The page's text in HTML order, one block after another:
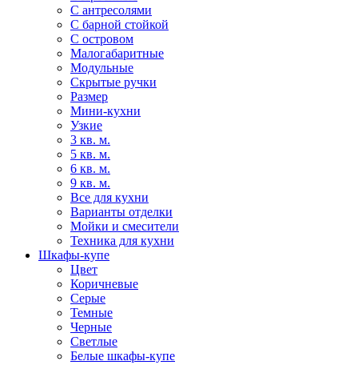
С антресолями
С барной стойкой
С островом
Малогабаритные
Модульные
Скрытые ручки
Размер
Мини-кухни
Узкие
3 кв. м.
5 кв. м.
6 кв. м.
9 кв. м.
Все для кухни
Варианты отделки
Мойки и смесители
Техника для кухни
Шкафы-купе
Цвет
Коричневые
Серые
Темные
Черные
Светлые
Белые шкафы-купе